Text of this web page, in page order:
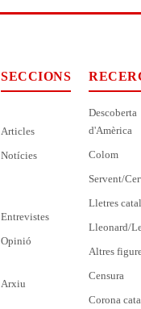
SECCIONS
Articles
Notícies
Entrevistes
Opinió
Arxiu
Descoberta
d'Amèrica
Colom
Servent/
Lletres
Lleonard/
Altres
Censura
Corona